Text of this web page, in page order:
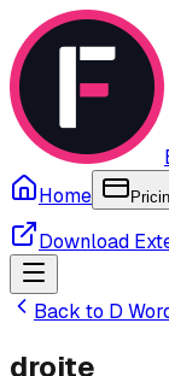
Home
Download
Back to D
droite